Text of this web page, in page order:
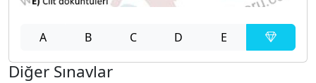
A B C D E
Diğer Sınavlar